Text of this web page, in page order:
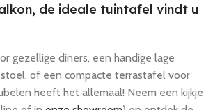
de ideale tuintafel vindt u
gezellige diners, een handige lage
of een compacte terrastafel voor
heeft het allemaal! Neem een kijkje